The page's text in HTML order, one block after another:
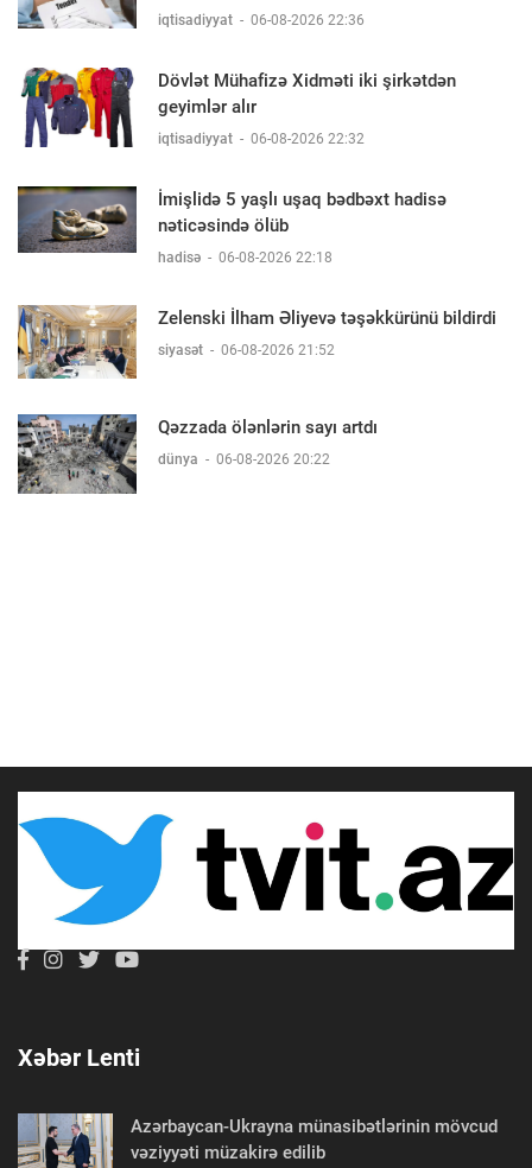
iqtisadiyyat - 06-08-2026 22:36
Dövlət Mühafizə Xidməti iki şirkətdən
geyimlər alır
iqtisadiyyat - 06-08-2026 22:32
İmişlidə 5 yaşlı uşaq bədbəxt hadisə
nəticəsində ölüb
hadisə - 06-08-2026 22:18
Zelenski İlham Əliyevə təşəkkürünü bildirdi
siyasət - 06-08-2026 21:52
Qəzzada ölənlərin sayı artdı
dünya - 06-08-2026 20:22
Xəbər Lenti
Azərbaycan-Ukrayna münasibətlərinin mövcud
vəziyyəti müzakirə edilib